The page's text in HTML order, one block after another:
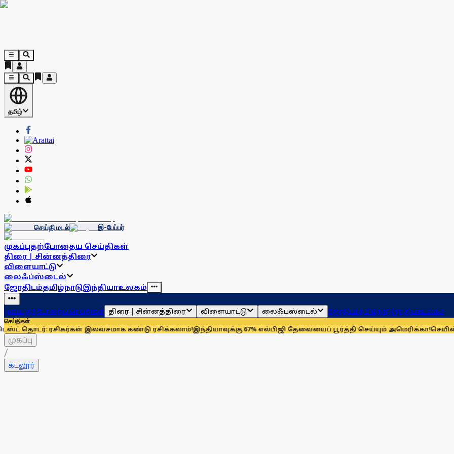
தமிழ்
செய்தி மடல் இ-பேப்பர்
முகப்புதற்போதைய செய்திகள்
திரை | சின்னத்திரை
விளையாட்டு
லைஃப்ஸ்டைல்
ஜோதிடம்தமிழ்நாடுஇந்தியாஉலகம்
முகப்புதற்போதைய செய்திகள் திரை | சின்னத்திரை விளையாட்டு லைஃப்ஸ்டைல் ஜோதிடம்தமிழ்நாடுஇந்தியாஉலகம்
செய்திகள்
ரசிகர்கள் இலவசமாக கண்டு ரசிக்கலாம்!இந்தியாவுக்கு 67% எல்பிஜி தேவையைப் பூர்த்தி செய்யும் அமெரிக்கா!செயின்ட் லூயிஸ்
முகப்பு
/
கடலூர்